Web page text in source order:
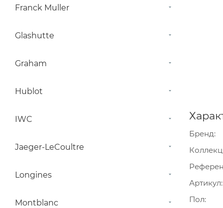
Бренд
Артикул
Пол
Franck Muller
Glashutte
Graham
Hublot
IWC
Jaeger-LeCoultre
Longines
Montblanc